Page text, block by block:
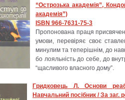
“Острозька академія”,
академія”)
ISBN 966-7631-75-3
Пропонована праця
умови, перевіряє своє
минулим та теперішнім, до
бо лояльність до себе, до
“щасливого власного дому”.
Гридковець Л. Основи
Навчальний посібник / За